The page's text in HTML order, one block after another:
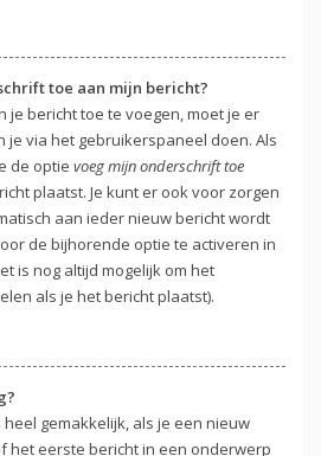
toe aan mijn bericht?
je bericht toe te voegen, moet je er
je via het gebruikerspaneel doen. Als
de optie voeg mijn onderschrift toe
plaatst. Je kunt er ook voor zorgen
aan ieder nieuw bericht wordt
de bijhorende optie te activeren in
is nog altijd mogelijk om het
als je het bericht plaatst).
gemakkelijk, als je een nieuw
het eerste bericht in een onderwerp